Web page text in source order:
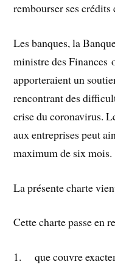
rembourser ses crédits
Les banques, la
ministre des Finances
apporteraient un
rencontrant des
crise du coronavirus.
aux entreprises peut
maximum de six mois.
La présente charte
Cette charte passe en
1. que couvre